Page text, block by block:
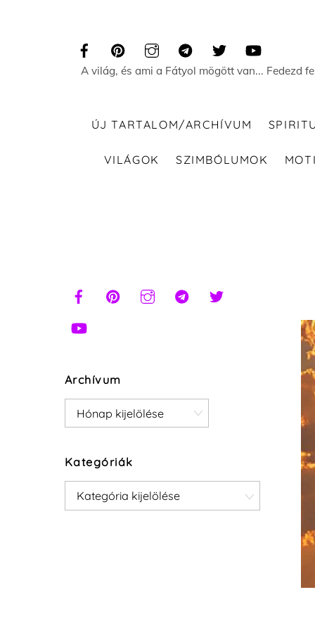
A világ, és ami a Fátyol mögött van... Fedezd
ÚJ TARTALOM/ARCHÍVUM
VILÁGOK SZIMBÓLUMOK
Archívum
Archívum
Kategóriák
Kategóriák